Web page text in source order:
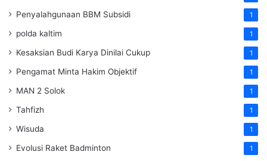
Penyalahgunaan BBM Subsidi 1
polda kaltim 1
Kesaksian Budi Karya Dinilai Cukup 1
Pengamat Minta Hakim Objektif 1
MAN 2 Solok 1
Tahfizh 1
Wisuda 1
Evolusi Raket Badminton 1